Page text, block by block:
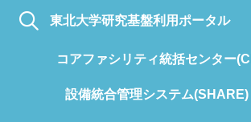
東北大学研究基盤利用ポータル
コアファシリティ統括センター
設備統合管理システム(SHARE)